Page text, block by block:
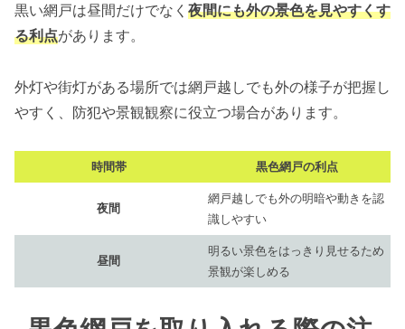
黒い網戸は昼間だけでなく 夜間にも外の景色を見やすくす
る利点があります。
外灯や街灯がある場所では網戸越しでも外の様子が把握し
やすく、防犯や景観観察に役立つ場合があります。
時間帯 黒色網戸の利点
夜間
網戸越しでも外の明暗や動きを認
識しやすい
昼間
明るい景色をはっきり見せるため
景観が楽しめる